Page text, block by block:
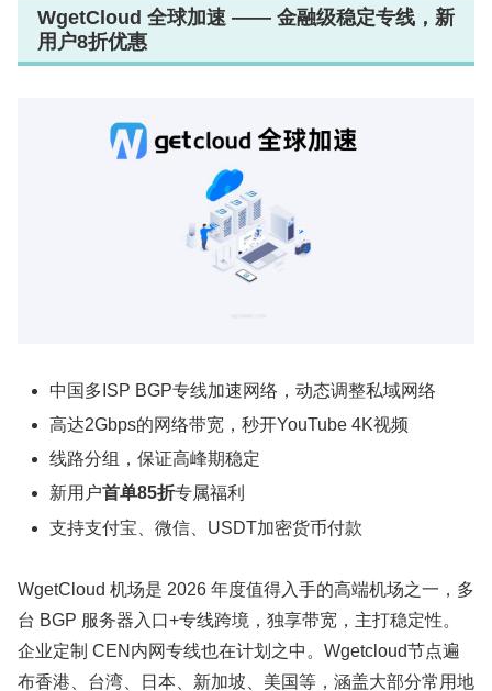
WgetCloud 全球加速 —— 金融级稳定专线，新
用户8折优惠
中国多ISP BGP专线加速网络，动态调整私域网络
高达2Gbps的网络带宽，秒开YouTube 4K视频
线路分组，保证高峰期稳定
新用户首单85折专属福利
支持支付宝、微信、USDT加密货币付款
WgetCloud 机场是 2026 年度值得入手的高端机场之一，多
台 BGP 服务器入口+专线跨境，独享带宽，主打稳定性。
企业定制 CEN内网专线也在计划之中。Wgetcloud节点遍
布香港、台湾、日本、新加坡、美国等，涵盖大部分常用地